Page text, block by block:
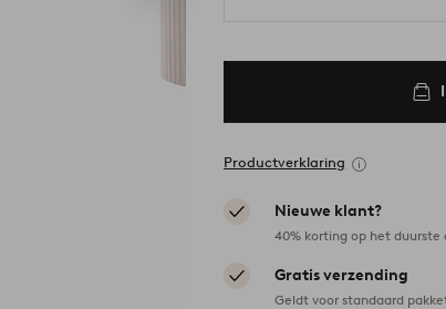
Productverklaring
Nieuwe klant?
40% korting op het duurste
Gratis verzending
Geldt voor standaard